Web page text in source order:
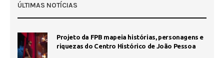
ÚLTIMAS NOTÍCIAS
Projeto da FPB mapeia histórias, personagens e
riquezas do Centro Histórico de João Pessoa